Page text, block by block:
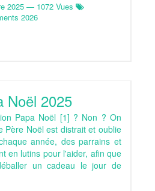
2025 — 1072 Vues
2026
Noël 2025
Papa Noël [1] ? Non ? On
Père Noël est distrait et oublie
année, des parrains et
en lutins pour l'aider, afin que
un cadeau le jour de